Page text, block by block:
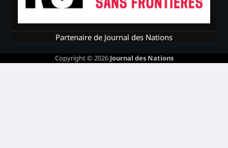
Partenaire de Journal des Nations
Copyright © 2026 Journal des Nations